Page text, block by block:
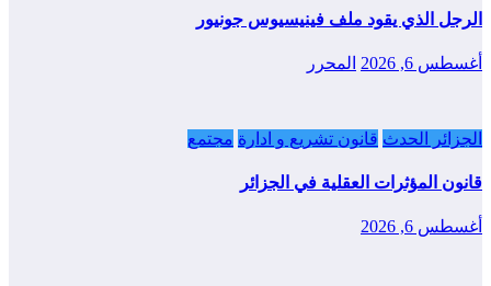
الرجل الذي يقود ملف فينيسيوس جونيور
أغسطس 6, 2026 المحرر
الجزائر الحدث قانون تشريع و ادارة مجتمع
قانون المؤثرات العقلية في الجزائر
أغسطس 6, 2026